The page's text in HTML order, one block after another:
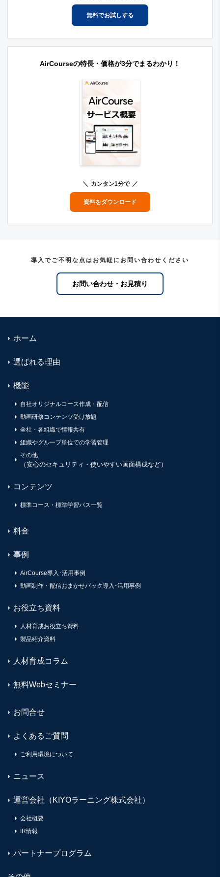
無料でお試しする
AirCourseの特長・価格が3分でまるわかり！
カンタン1分で
資料をダウンロード
導入でご不明な点はお気軽にお問い合わせください
お問い合わせ・お見積り
ホーム
選ばれる理由
機能
自社オリジナルコース作成・配信
動画研修コンテンツ受け放題
全社・各組織で情報共有
組織やグループ単位での学習管理
その他
（安心のセキュリティ・使いやすい画面構成など）
コンテンツ
標準コース・標準学習パス一覧
料金
事例
AirCourse導入･活用事例
動画制作・配信おまかせパック導入･活用事例
お役立ち資料
人材育成お役立ち資料
製品紹介資料
人材育成コラム
無料Webセミナー
お問合せ
よくあるご質問
ご利用環境について
ニュース
運営会社（KIYOラーニング株式会社）
会社概要
IR情報
パートナープログラム